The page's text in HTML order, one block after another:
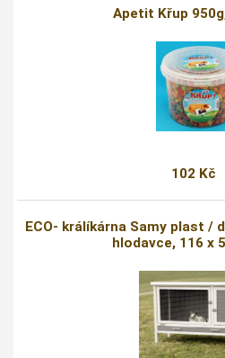
Apetit Křup
102 Kč
ECO- králíkárna Samy plast /
hlodavce, 116 x